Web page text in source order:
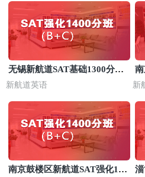
无锡新航道SAT基础1300分培
训班
新航道英语
训
新
南京鼓楼区新航道SAT强化140